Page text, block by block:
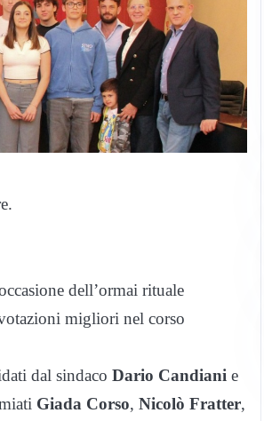
dell’ormai rituale
migliori nel corso
dal sindaco Dario Candiani e
Giada Corso, Nicolò Fratter,